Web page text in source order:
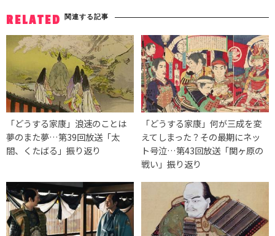
RELATED 関連する記事
「どうする家康」浪速のことは
夢のまた夢…第39回放送「太
閤、くたばる」振り返り
「どうする家康」何が三成を変
えてしまった？その最期にネッ
ト号泣…第43回放送「関ヶ原の
戦い」振り返り